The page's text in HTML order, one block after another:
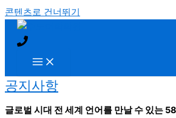
콘텐츠로 건너뛰기
공지사항
글로벌 시대 전 세계 언어를 만날 수 있는